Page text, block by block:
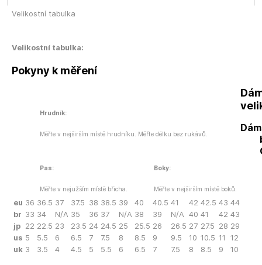
Velikostní tabulka
Velikostní tabulka:
Pokyny k měření
Hrudník:
Měřte v nejširším místě hrudníku. Měřte délku bez rukávů.
Pas:
Měřte v nejužším místě břicha.
Boky:
Měřte v nejširším místě boků.
eu 36 36.5 37 37.5 38 38.5 39 40 40.5 41 42 42.5 43 44
br 33 34 N/A 35 36 37 N/A 38 39 N/A 40 41 42 43
jp 22 22.5 23 23.5 24 24.5 25 25.5 26 26.5 27 27.5 28 29
us 5 5.5 6 6.5 7 7.5 8 8.5 9 9.5 10 10.5 11
12
uk 3 3.5 4 4.5 5 5.5 6 6.5 7 7.5 8 8.5 9 10